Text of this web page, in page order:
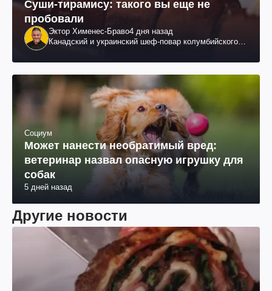
Суши-тирамису: такого вы еще не
пробовали
Эктор Хименес-Браво4 дня назад
Канадский и украинский шеф-повар колумбийского
Социум
Может нанести необратимый вред:
ветеринар назвал опасную игрушку для
собак
5 дней назад
Другие новости